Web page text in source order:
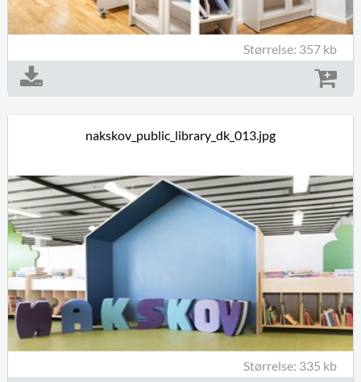
Størrelse: 357 kb
nakskov_public_library_dk_013.jpg
Størrelse: 335 kb